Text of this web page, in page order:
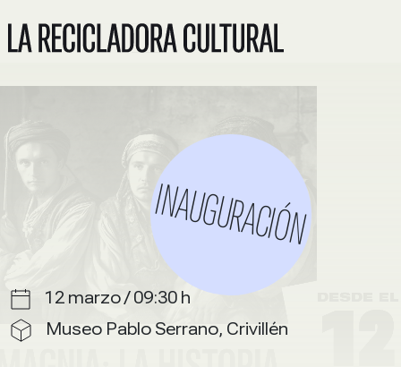
INAUGURACIÓN
12 marzo / 09:30 h
Museo Pablo Serrano, Crivillén